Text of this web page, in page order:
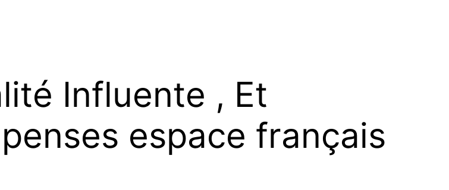
Influente , Et
espace français